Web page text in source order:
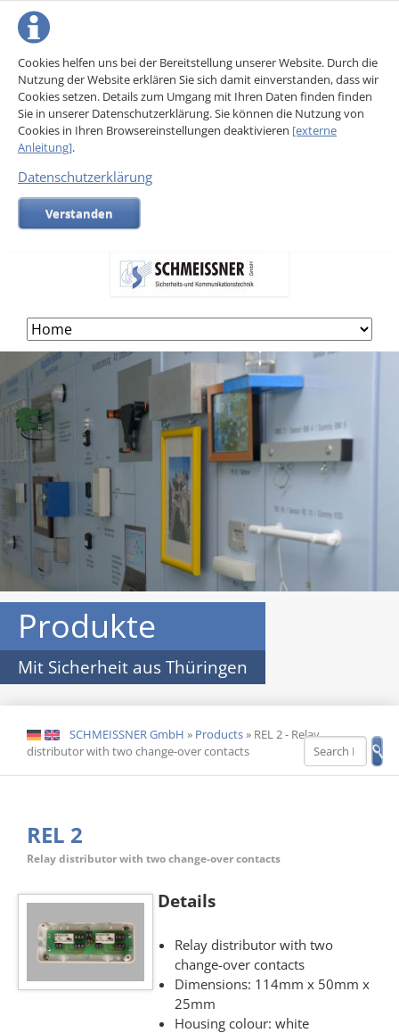
Cookies helfen uns bei der Bereitstellung unserer Website. Durch die
Nutzung der Website erklären Sie sich damit einverstanden, dass wir
Cookies setzen. Details zum Umgang mit Ihren Daten finden finden
Sie in unserer Datenschutzerklärung. Sie können die Nutzung von
Cookies in Ihren Browsereinstellungen deaktivieren [externe
Anleitung].
Datenschutzerklärung
Verstanden
navigation
Produkte
Mit Sicherheit aus Thüringen
DE EN SCHMEISSNER GmbH » Products» REL 2 - Relay
distributor with two change-over contacts
REL 2
Relay distributor with two change-over contacts
Details
Relay distributor with two
change-over contacts
Dimensions: 114mm x 50mm x
25mm
Housing colour: white